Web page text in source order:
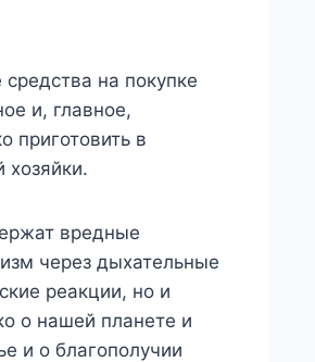
на покупке
и, главное,
приготовить в
хозяйки.
вредные
через дыхательные
реакции, но и
о нашей планете и
и о благополучии